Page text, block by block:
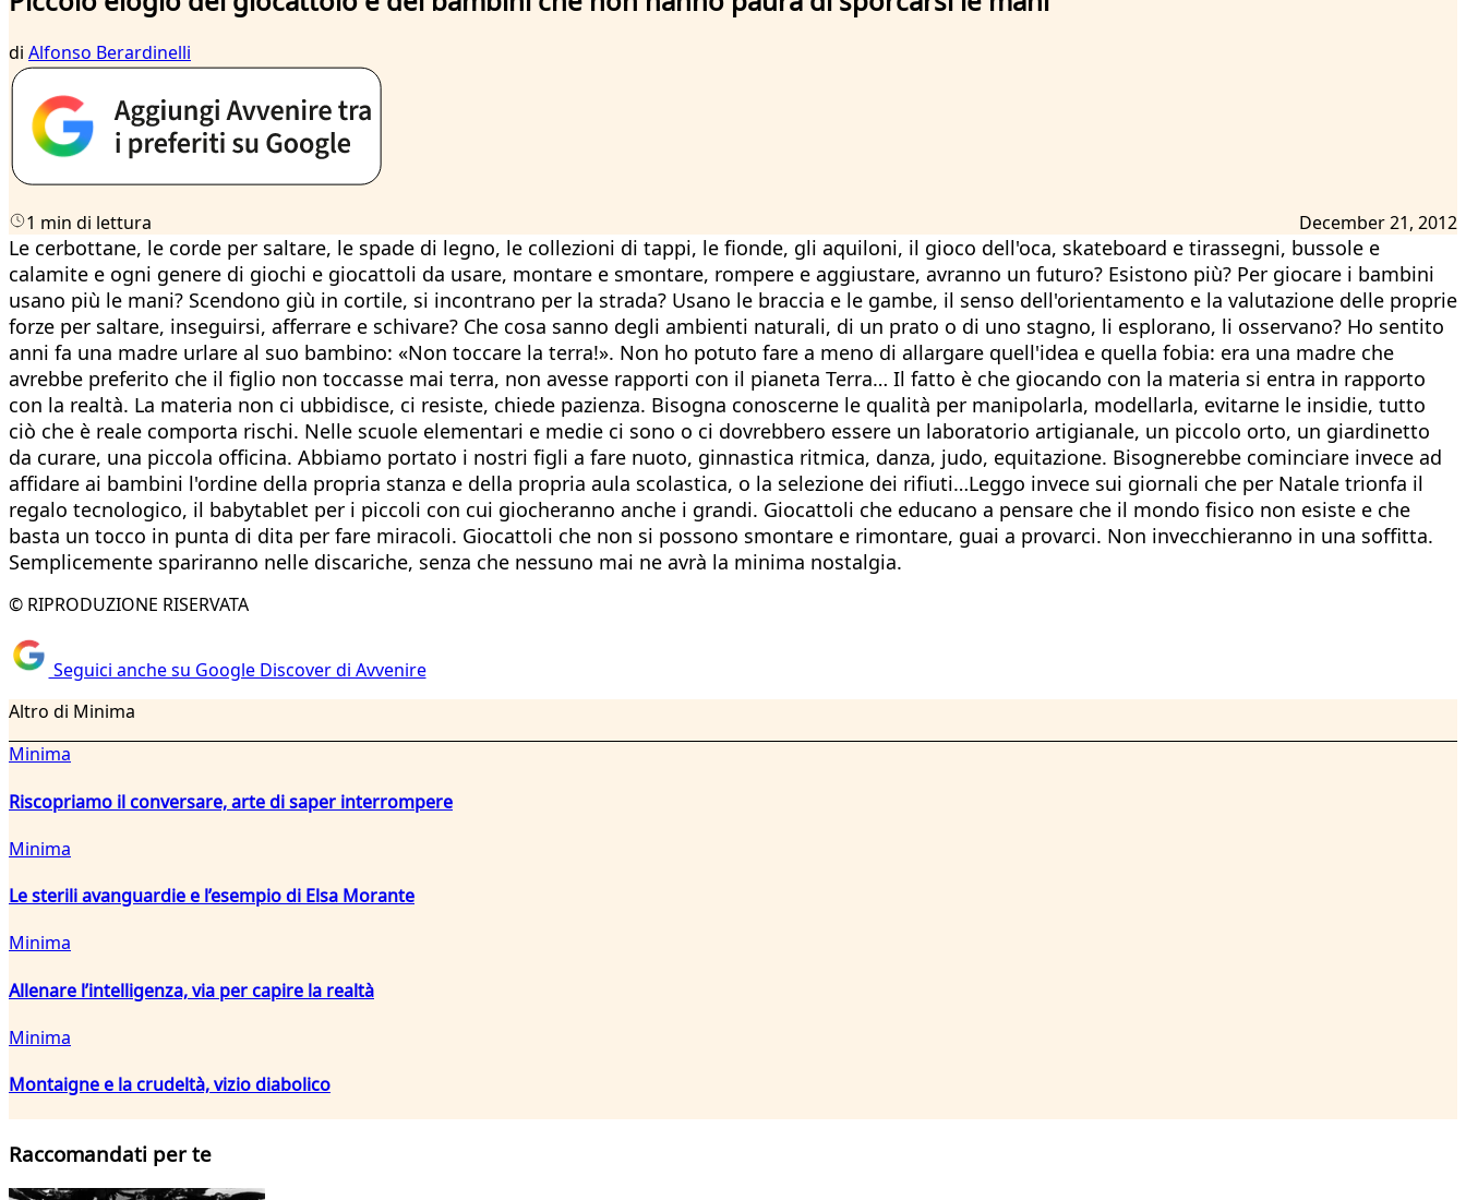
di Alfonso Berardinelli
1 min di lettura December 21, 2012
Le cerbottane, le corde per saltare, le spade di legno, le collezioni di tappi, le fionde, gli aquiloni, il gioco dell'oca, skateboard e tirassegni, bussole e
calamite e ogni genere di giochi e giocattoli da usare, montare e smontare, rompere e aggiustare, avranno un futuro? Esistono più? Per giocare i bambini
usano più le mani? Scendono giù in cortile, si incontrano per la strada? Usano le braccia e le gambe, il senso dell'orientamento e la valutazione delle proprie
forze per saltare, inseguirsi, afferrare e schivare? Che cosa sanno degli ambienti naturali, di un prato o di uno stagno, li esplorano, li osservano? Ho sentito
anni fa una madre urlare al suo bambino: «Non toccare la terra!». Non ho potuto fare a meno di allargare quell'idea e quella fobia: era una madre che
avrebbe preferito che il figlio non toccasse mai terra, non avesse rapporti con il pianeta Terra… Il fatto è che giocando con la materia si entra in rapporto
con la realtà. La materia non ci ubbidisce, ci resiste, chiede pazienza. Bisogna conoscerne le qualità per manipolarla, modellarla, evitarne le insidie, tutto
ciò che è reale comporta rischi. Nelle scuole elementari e medie ci sono o ci dovrebbero essere un laboratorio artigianale, un piccolo orto, un giardinetto
da curare, una piccola officina. Abbiamo portato i nostri figli a fare nuoto, ginnastica ritmica, danza, judo, equitazione. Bisognerebbe cominciare invece ad
affidare ai bambini l'ordine della propria stanza e della propria aula scolastica, o la selezione dei rifiuti…Leggo invece sui giornali che per Natale trionfa il
regalo tecnologico, il babytablet per i piccoli con cui giocheranno anche i grandi. Giocattoli che educano a pensare che il mondo fisico non esiste e che
basta un tocco in punta di dita per fare miracoli. Giocattoli che non si possono smontare e rimontare, guai a provarci. Non invecchieranno in una soffitta.
Semplicemente spariranno nelle discariche, senza che nessuno mai ne avrà la minima nostalgia.
© RIPRODUZIONE RISERVATA
Seguici anche su Google Discover di Avvenire
Altro di Minima
Minima
Riscopriamo il conversare, arte di saper interrompere
Minima
Le sterili avanguardie e l’esempio di Elsa Morante
Minima
Allenare l’intelligenza, via per capire la realtà
Minima
Montaigne e la crudeltà, vizio diabolico
Raccomandati per te